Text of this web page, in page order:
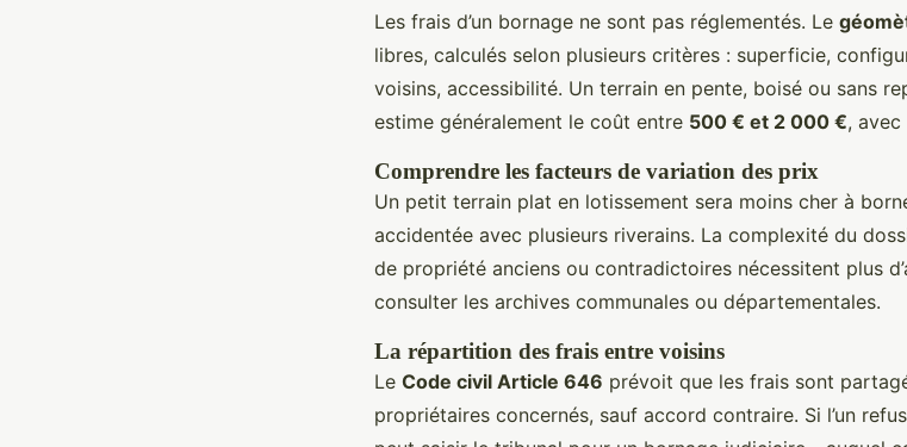
Les frais d’un bornage ne sont pas réglementés. Le
libres, calculés selon plusieurs critères : superficie,
voisins, accessibilité. Un terrain en pente, boisé ou sans
estime généralement le coût entre 500 € et 2 000 €,
Comprendre les facteurs de variation des prix
Un petit terrain plat en lotissement sera moins cher à
accidentée avec plusieurs riverains. La complexité du
de propriété anciens ou contradictoires nécessitent plus
consulter les archives communales ou départementales.
La répartition des frais entre voisins
Le Code civil Article 646 prévoit que les frais sont
propriétaires concernés, sauf accord contraire. Si l’un